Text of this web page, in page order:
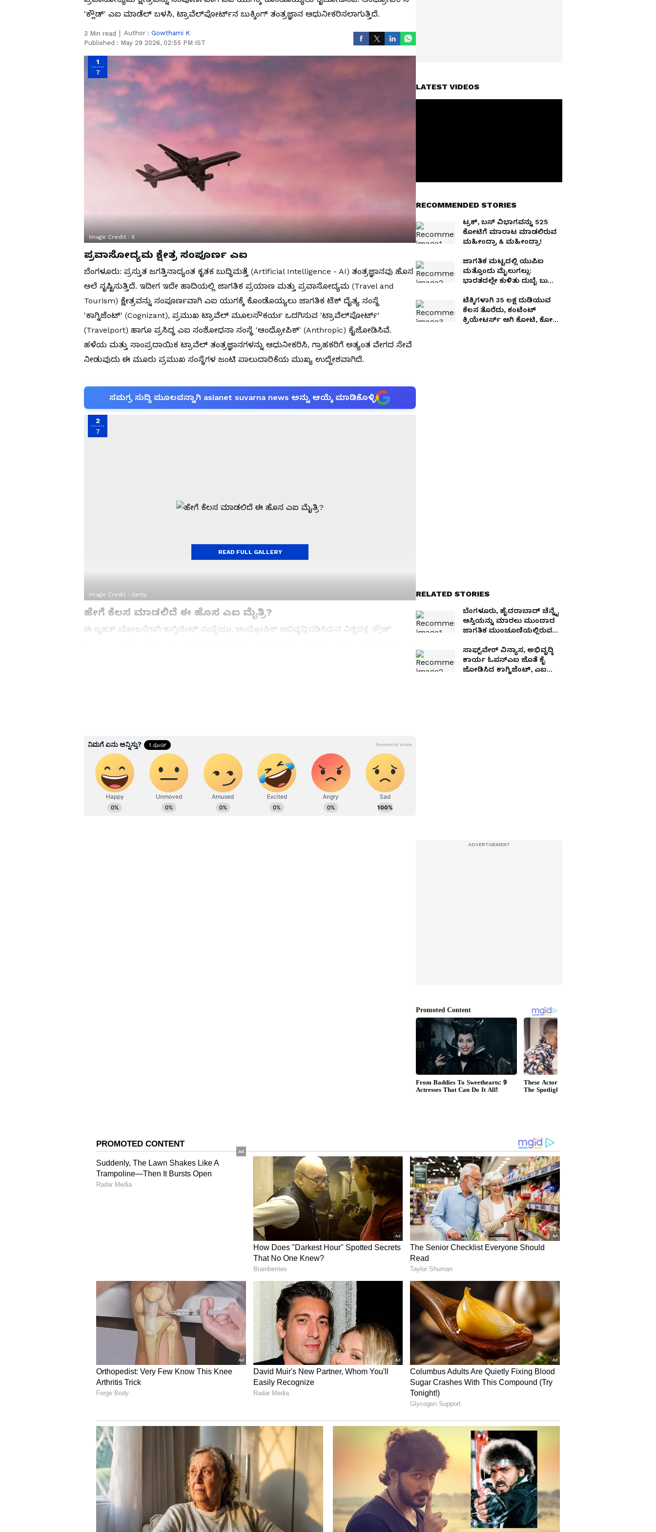
'ಕ್ಲೌಡ್' ಎಐ ಮಾಡೆಲ್ ಬಳಸಿ, ಟ್ರಾವೆಲ್‌ಪೋರ್ಟ್‌ನ ಬುಕ್ಕಿಂಗ್ ತಂತ್ರಜ್ಞಾನ ಆಧುನೀಕರಿಸಲಾಗುತ್ತಿದೆ.
3 Min read Author : Gowthami K
Published : May 29 2026, 02:55 PM IST
1
7
Image Credit : X
ಪ್ರವಾಸೋದ್ಯಮ ಕ್ಷೇತ್ರ ಸಂಪೂರ್ಣ ಎಐ
ಬೆಂಗಳೂರು: ಪ್ರಸ್ತುತ ಜಗತ್ತಿನಾದ್ಯಂತ ಕೃತಕ ಬುದ್ಧಿಮತ್ತೆ (Artificial Intelligence - AI) ತಂತ್ರಜ್ಞಾನವು ಹೊಸ
ಅಲೆ ಸೃಷ್ಟಿಸುತ್ತಿದೆ. ಇದೀಗ ಇದೇ ಹಾದಿಯಲ್ಲಿ ಜಾಗತಿಕ ಪ್ರಯಾಣ ಮತ್ತು ಪ್ರವಾಸೋದ್ಯಮ (Travel and
Tourism) ಕ್ಷೇತ್ರವನ್ನು ಸಂಪೂರ್ಣವಾಗಿ ಎಐ ಯುಗಕ್ಕೆ ಕೊಂಡೊಯ್ಯಲು ಜಾಗತಿಕ ಟೆಕ್ ದೈತ್ಯ ಸಂಸ್ಥೆ
'ಕಾಗ್ನಿಜೆಂಟ್' (Cognizant), ಪ್ರಮುಖ ಟ್ರಾವೆಲ್ ಮೂಲಸೌಕರ್ಯ ಒದಗಿಸುವ 'ಟ್ರಾವೆಲ್‌ಪೋರ್ಟ್'
(Travelport) ಹಾಗೂ ಪ್ರಸಿದ್ಧ ಎಐ ಸಂಶೋಧನಾ ಸಂಸ್ಥೆ 'ಆಂಥ್ರೋಪಿಕ್' (Anthropic) ಕೈಜೋಡಿಸಿವೆ.
ಹಳೆಯ ಮತ್ತು ಸಾಂಪ್ರದಾಯಿಕ ಟ್ರಾವೆಲ್ ತಂತ್ರಜ್ಞಾನಗಳನ್ನು ಆಧುನೀಕರಿಸಿ, ಗ್ರಾಹಕರಿಗೆ ಅತ್ಯಂತ ವೇಗದ ಸೇವೆ
ನೀಡುವುದು ಈ ಮೂರು ಪ್ರಮುಖ ಸಂಸ್ಥೆಗಳ ಜಂಟಿ ಪಾಲುದಾರಿಕೆಯ ಮುಖ್ಯ ಉದ್ದೇಶವಾಗಿದೆ.
ಸಮಗ್ರ ಸುದ್ದಿ ಮೂಲವನ್ನಾಗಿ asianet suvarna news ಅನ್ನು ಆಯ್ಕೆ ಮಾಡಿಕೊಳ್ಳಿ
2
7
Image Credit : Getty
ಹೇಗೆ ಕೆಲಸ ಮಾಡಲಿದೆ ಈ ಹೊಸ ಎಐ ಮೈತ್ರಿ?
ಈ ಬೃಹತ್ ಯೋಜನೆಗಾಗಿ ಕಾಗ್ನಿಜೆಂಟ್ ಸಂಸ್ಥೆಯು, ಆಂಥ್ರೋಪಿಕ್ ಅಭಿವೃದ್ಧಿಪಡಿಸಿರುವ ವಿಶ್ವದಕ್ಷ 'ಕ್ಲೌಡ್'
Related Articles
ಬೆಂಗಳೂರು, ಹೈದರಾಬಾದ್ ಚೆನ್ನೈ
ಆಸ್ತಿಯನ್ನು ಮಾರಲು ಮುಂದಾದ
ಜಾಗತಿಕ ಮುಂಚೂಣಿಯಲ್ಲಿರುವ
ಕಾಗ್ನಿಜೆಂಟ್!
ಸಾಫ್ಟ್‌ವೇರ್ ವಿನ್ಯಾಸ, ಅಭಿವೃದ್ಧಿ
ಕಾರ್ಯ ಓಪನ್ಎಐ ಜೊತೆ ಕೈ
ಜೋಡಿಸಿದ ಕಾಗ್ನಿಜೆಂಟ್, ಎಐ
ಜಗತ್ತಿನ ಹೊಸ ಅಧ್ಯಾಯ ಆರಂಭ
ಟಿಕೆಟ್ ಬುಕ್ ಮಾಡಬೇಕಾದ ಪರಿಸ್ಥಿತಿ ಇದೆ. ಪ್ರಸ್ತುತ ಇರುವ ಇದೇ ತಾಂತ್ರಿಕ ಅಂತರವನ್ನು (Tech Gap)
ಇಲ್ಲದೂಡಿಸಲು ಈ ಹೊಸ ಮೈತ್ರಿ ಮುಂದಾಗಿದೆ.
4
7
Image Credit :
1. ಟ್ರಾವೆಲ್ ಏಜೆಂಟ್‌ಗಳಿಗೆ ಭಾರಿ ಉಳಿತಾಯ:
ಸಾಮಾನ್ಯವಾಗಿ ಟ್ರಾವೆಲ್ ಏಜೆಂಟ್‌ಗಳು ನಿರ್ವಹಿಸುವ ಅತ್ಯಂತ ಸಂಕೀರ್ಣವಾದ ಕೆಲಸಗಳನ್ನು (ಉದಾಹರಣೆಗೆ:
READ FULL GALLERY
LATEST VIDEOS
RECOMMENDED STORIES
ಟ್ರಕ್‌, ಬಸ್‌ ವಿಭಾಗವನ್ನು 525
ಕೋಟಿಗೆ ಮಾರಾಟ ಮಾಡಲಿರುವ
ಮಹೀಂದ್ರಾ & ಮಹೀಂದ್ರಾ!
ಜಾಗತಿಕ ಮಟ್ಟದಲ್ಲಿ ಯುಪಿಐ
ಮತ್ತೊಂದು ಮೈಲುಗಲ್ಲು:
ಭಾರತದಲ್ಲೇ ಕುಳಿತು ದುಬೈ ಬುರ್ಜ್
ಟೆಕ್ಕಿಗಳಾಗಿ ₹35 ಲಕ್ಷ ದುಡಿಯುವ
ಕೆಲಸ ತೊರೆದು, ಕಂಟೆಂಟ್
ಕ್ರಿಯೇಟರ್ಸ್ ಆಗಿ ಕೋಟಿ, ಕೋಟಿ
RELATED STORIES
ಬೆಂಗಳೂರು, ಹೈದರಾಬಾದ್ ಚೆನ್ನೈ
ಆಸ್ತಿಯನ್ನು ಮಾರಲು ಮುಂದಾದ
ಜಾಗತಿಕ ಮುಂಚೂಣಿಯಲ್ಲಿರುವ
ಸಾಫ್ಟ್‌ವೇರ್ ವಿನ್ಯಾಸ, ಅಭಿವೃದ್ಧಿ
ಕಾರ್ಯ ಓಪನ್ಎಐ ಜೊತೆ ಕೈ
ಜೋಡಿಸಿದ ಕಾಗ್ನಿಜೆಂಟ್, ಎಐ